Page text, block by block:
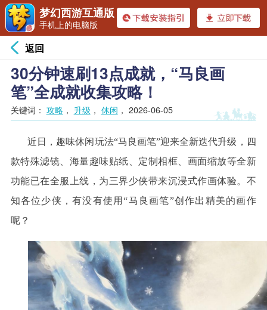
返回
30分钟速刷13点成就，“马良画
笔”全成就收集攻略！
关键词： 攻略， 升级 ， 休闲 ， 2026-06-05
近日，趣味休闲玩法“马良画笔”迎来全新迭代升级，四
款特殊滤镜、海量趣味贴纸、定制相框、画面缩放等全新
功能已在全服上线，为三界少侠带来沉浸式作画体验。不
知各位少侠，有没有使用“马良画笔”创作出精美的画作
呢？
梦幻西游互通版
手机上的电脑版